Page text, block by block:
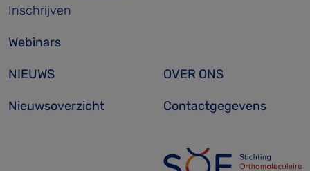
Inschrijven
Webinars
NIEUWS
Nieuwsoverzicht
OVER ONS
Contactgegevens